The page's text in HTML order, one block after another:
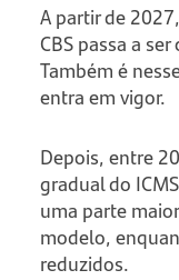
A partir de
CBS passa a
Também é
entra em vigor.
Depois, entre
gradual do
uma parte
modelo,
reduzidos.